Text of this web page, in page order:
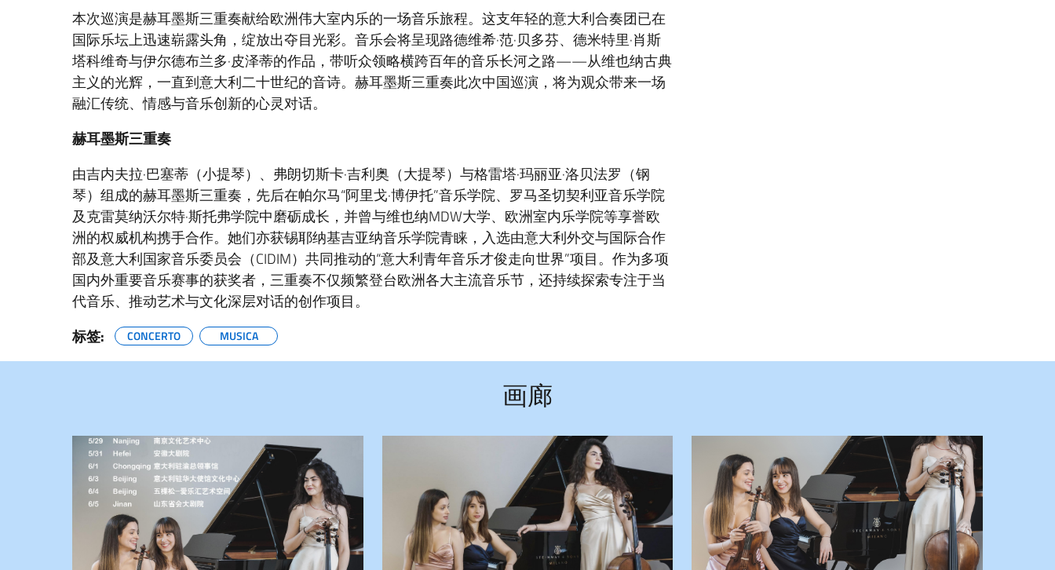
本次巡演是赫耳墨斯三重奏献给欧洲伟大室内乐的一场音乐旅程。这支年轻的意大利合奏团已在
国际乐坛上迅速崭露头角，绽放出夺目光彩。音乐会将呈现路德维希·范·贝多芬、德米特里·肖斯
塔科维奇与伊尔德布兰多·皮泽蒂的作品，带听众领略横跨百年的音乐长河之路——从维也纳古典
主义的光辉，一直到意大利二十世纪的音诗。赫耳墨斯三重奏此次中国巡演，将为观众带来一场
融汇传统、情感与音乐创新的心灵对话。
赫耳墨斯三重奏
由吉内夫拉·巴塞蒂（小提琴）、弗朗切斯卡·吉利奥（大提琴）与格雷塔·玛丽亚·洛贝法罗（钢
琴）组成的赫耳墨斯三重奏，先后在帕尔马“阿里戈·博伊托”音乐学院、罗马圣切契利亚音乐学院
及克雷莫纳沃尔特·斯托弗学院中磨砺成长，并曾与维也纳MDW大学、欧洲室内乐学院等享誉欧
洲的权威机构携手合作。她们亦获锡耶纳基吉亚纳音乐学院青睐，入选由意大利外交与国际合作
部及意大利国家音乐委员会（CIDIM）共同推动的“意大利青年音乐才俊走向世界”项目。作为多项
国内外重要音乐赛事的获奖者，三重奏不仅频繁登台欧洲各大主流音乐节，还持续探索专注于当
代音乐、推动艺术与文化深层对话的创作项目。
标签:
CONCERTO MUSICA
画廊